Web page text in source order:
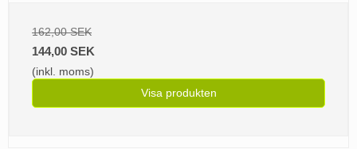
162,00 SEK
144,00 SEK
(inkl. moms)
Visa produkten